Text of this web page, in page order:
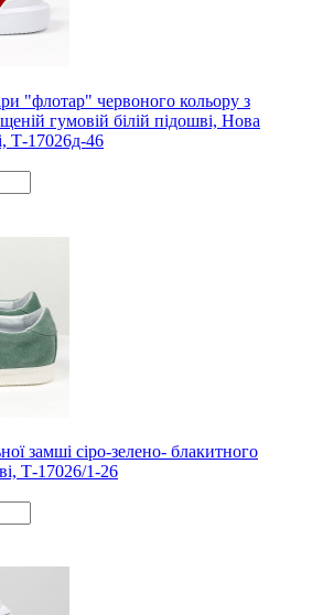
"флотар" червоного кольору з
гумовій білій підошві, Нова
Т-17026д-46
замші сіро-зелено- блакитного
Т-17026/1-26